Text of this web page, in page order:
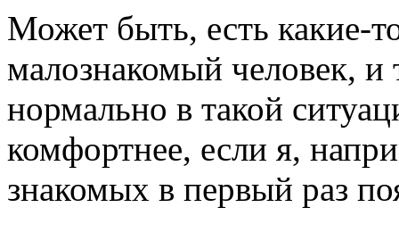
Может быть, есть какие-
малознакомый человек, и
нормально в такой
комфортнее, если я,
знакомых в первый раз